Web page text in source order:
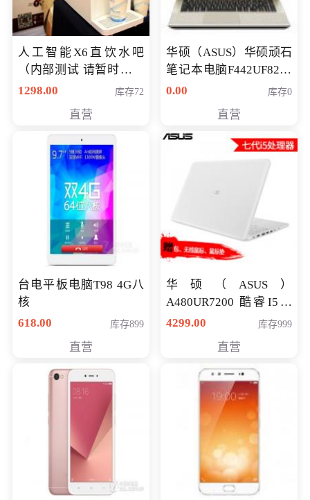
人工智能X6直饮水吧
（内部测试 请暂时不要
购买）
1298.00 库存72
直营
华硕（ASUS）华硕顽石
笔记本电脑F442UF8250
八代独显轻薄办公商务
0.00 库存0
直营
台电平板电脑T98 4G八
核
618.00
库存899
直营
华硕（ASUS）
A480UR7200 酷睿I5超
薄学生办公游戏独显笔
NV930-2G独
4299.00 库存999
直营